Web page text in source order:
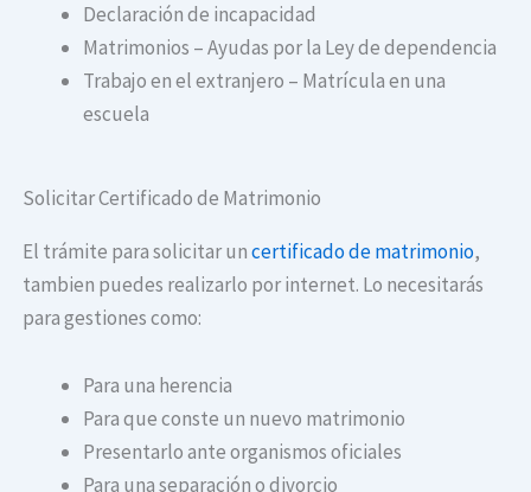
Declaración de incapacidad
Matrimonios – Ayudas por la Ley de dependencia
Trabajo en el extranjero – Matrícula en una
escuela
Solicitar Certificado de Matrimonio
El trámite para solicitar uncertificado de matrimonio,
tambien puedes realizarlo por internet. Lo necesitarás
para gestiones como:
Para una herencia
Para que conste un nuevo matrimonio
Presentarlo ante organismos oficiales
Para una separación o divorcio